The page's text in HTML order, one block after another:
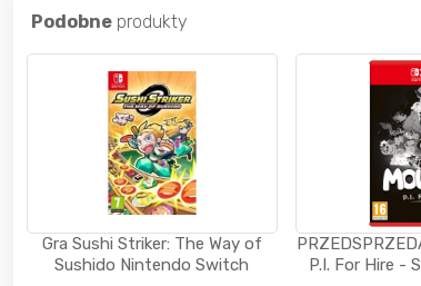
Podobne produkty
Gra Sushi Striker: The Way of
Sushido Nintendo Switch
P.I. For Hire -